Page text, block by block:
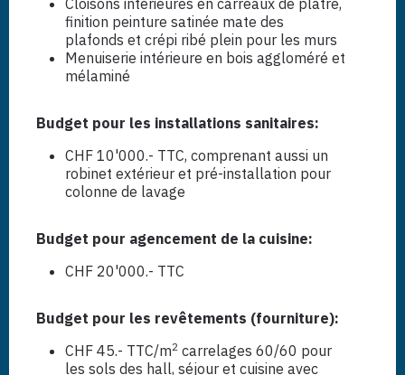
finition peinture satinée mate des
plafonds et crépi ribé plein pour les murs
Menuiserie intérieure en bois aggloméré et
mélaminé
Budget pour les installations sanitaires:
CHF 10'000.- TTC, comprenant aussi un
robinet extérieur et pré-installation pour
colonne de lavage
Budget pour agencement de la cuisine:
CHF 20'000.- TTC
Budget pour les revêtements (fourniture):
CHF 45.- TTC/m2 carrelages 60/60 pour
les sols des hall, séjour et cuisine avec